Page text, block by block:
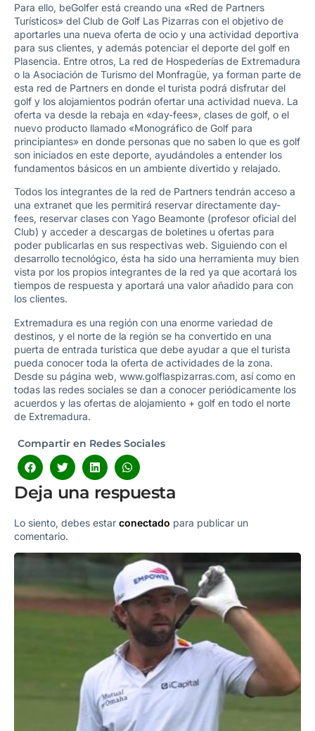
Para ello, beGolfer está creando una «Red de Partners
Turísticos» del Club de Golf Las Pizarras con el objetivo de
aportarles una nueva oferta de ocio y una actividad deportiva
para sus clientes, y además potenciar el deporte del golf en
Plasencia. Entre otros, La red de Hospederías de Extremadura
o la Asociación de Turismo del Monfragüe, ya forman parte de
esta red de Partners en donde el turista podrá disfrutar del
golf y los alojamientos podrán ofertar una actividad nueva. La
oferta va desde la rebaja en «day-fees», clases de golf, o el
nuevo producto llamado «Monográfico de Golf para
principiantes» en donde personas que no saben lo que es golf
son iniciados en este deporte, ayudándoles a entender los
fundamentos básicos en un ambiente divertido y relajado.
Todos los integrantes de la red de Partners tendrán acceso a
una extranet que les permitirá reservar directamente day-
fees, reservar clases con Yago Beamonte (profesor oficial del
Club) y acceder a descargas de boletines u ofertas para
poder publicarlas en sus respectivas web. Siguiendo con el
desarrollo tecnológico, ésta ha sido una herramienta muy bien
vista por los propios integrantes de la red ya que acortará los
tiempos de respuesta y aportará una valor añadido para con
los clientes.
Extremadura es una región con una enorme variedad de
destinos, y el norte de la región se ha convertido en una
puerta de entrada turística que debe ayudar a que el turista
pueda conocer toda la oferta de actividades de la zona.
Desde su página web, www.golflaspizarras.com, así como en
todas las redes sociales se dan a conocer periódicamente los
acuerdos y las ofertas de alojamiento + golf en todo el norte
de Extremadura.
Compartir en Redes Sociales
Deja una respuesta
Lo siento, debes estar conectado para publicar un
comentario.